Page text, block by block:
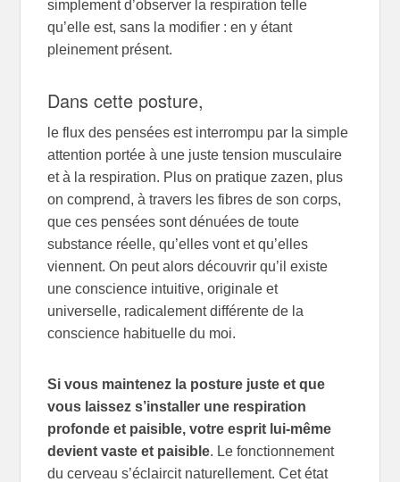
simplement d’observer la respiration telle
qu’elle est, sans la modifier : en y étant
pleinement présent.
Dans cette posture,
le flux des pensées est interrompu par la simple
attention portée à une juste tension musculaire
et à la respiration. Plus on pratique zazen, plus
on comprend, à travers les fibres de son corps,
que ces pensées sont dénuées de toute
substance réelle, qu’elles vont et qu’elles
viennent. On peut alors découvrir qu’il existe
une conscience intuitive, originale et
universelle, radicalement différente de la
conscience habituelle du moi.
Si vous maintenez la posture juste et que
vous laissez s’installer une respiration
profonde et paisible, votre esprit lui-même
devient vaste et paisible. Le fonctionnement
du cerveau s’éclaircit naturellement. Cet état